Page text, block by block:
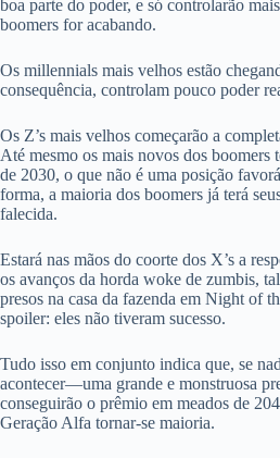
boa parte do poder, e só controlarão
boomers for acabando.
Os millennials mais velhos estão
consequência, controlam pouco poder
Os Z’s mais velhos começarão a
Até mesmo os mais novos dos boomers
de 2030, o que não é uma posição
forma, a maioria dos boomers já terá
falecida.
Estará nas mãos do coorte dos X’s a
os avanços da horda woke de zumbis,
presos na casa da fazenda em Night of
spoiler: eles não tiveram sucesso.
Tudo isso em conjunto indica que, se
acontecer—uma grande e monstruosa
conseguirão o prêmio em meados de
Geração Alfa tornar-se maioria.